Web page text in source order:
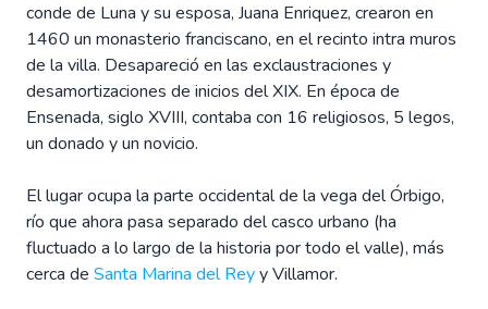
conde de Luna y su esposa, Juana Enriquez, crearon en
1460 un monasterio franciscano, en el recinto intra muros
de la villa. Desapareció en las exclaustraciones y
desamortizaciones de inicios del XIX. En época de
Ensenada, siglo XVIII, contaba con 16 religiosos, 5 legos,
un donado y un novicio.
El lugar ocupa la parte occidental de la vega del Órbigo,
río que ahora pasa separado del casco urbano (ha
fluctuado a lo largo de la historia por todo el valle), más
cerca de Santa Marina del Reyy Villamor.